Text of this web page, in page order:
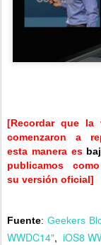
[Recordar que la
comenzaron a
esta manera es
publicamos
su versión oficial]
Fuente:Geekers
WWDC14", iOS8